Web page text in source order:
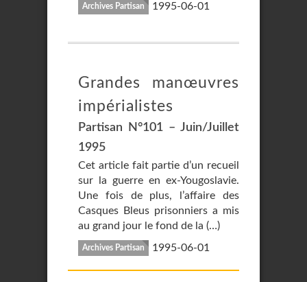
Archives Partisan 1995-06-01
Grandes manœuvres
impérialistes
Partisan N°101 – Juin/Juillet
1995
Cet article fait partie d’un recueil
sur la guerre en ex-Yougoslavie.
Une fois de plus, l’affaire des
Casques Bleus prisonniers a mis
au grand jour le fond de la (…)
Archives Partisan 1995-06-01